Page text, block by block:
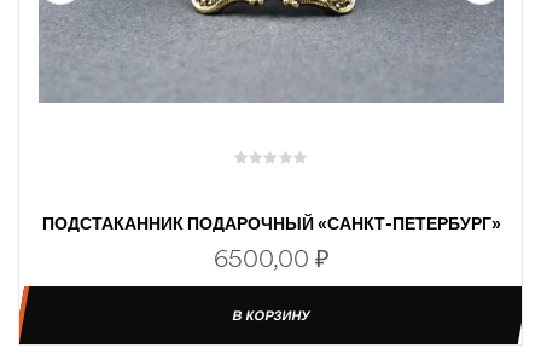
ПОДСТАКАННИК ПОДАРОЧНЫЙ «САНКТ-ПЕТЕРБУРГ»
6500,00 ₽
В КОРЗИНУ